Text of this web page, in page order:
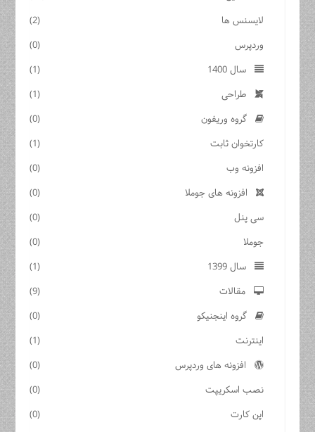
لایسنس ها
(2)
وردپرس
(0)
سال 1400
(1)
طراحی
(1)
گروه وریفون
(0)
کارتخوان ثابت
(1)
افزونه وب
(0)
افزونه های جوملا
(0)
سی پنل
(0)
جوملا
(0)
سال 1399
(1)
مقالات
(9)
گروه اینجنیکو
(0)
اینترنت
(1)
افزونه های وردپرس
(0)
نصب اسکریپت
(0)
اپن کارت
(0)